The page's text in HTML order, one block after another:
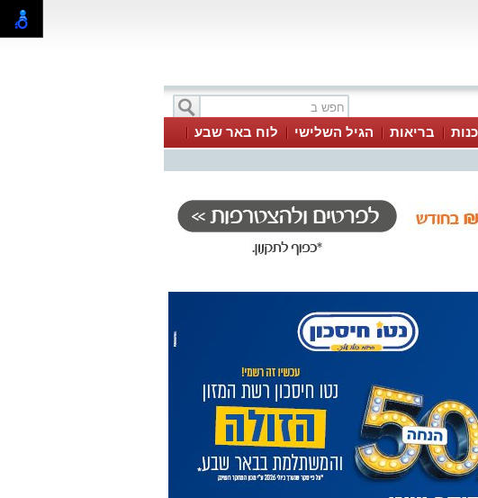
בריאות הגיל השלישי
לוח באר שבע